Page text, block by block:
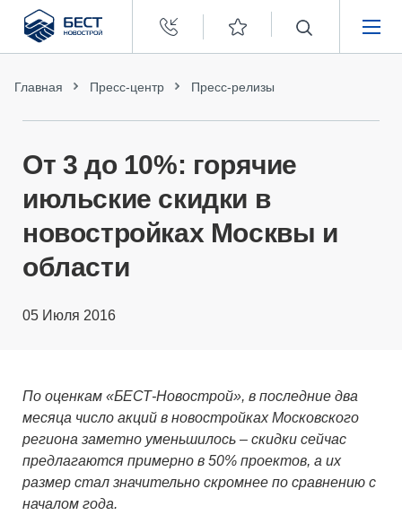
Бест
Новострой
ПОКУПАТЕЛЯМ
ЗАСТРОЙЩИКАМ
О КОМПАНИИ
Главная Пресс-центр Пресс-релизы
От 3 до 10%: горячие
июльские скидки в
новостройках Москвы и
области
05 Июля 2016
По оценкам «БЕСТ-Новострой», в последние два
месяца число акций в новостройках Московского
региона заметно уменьшилось – скидки сейчас
предлагаются примерно в 50% проектов, а их
размер стал значительно скромнее по сравнению с
началом года.